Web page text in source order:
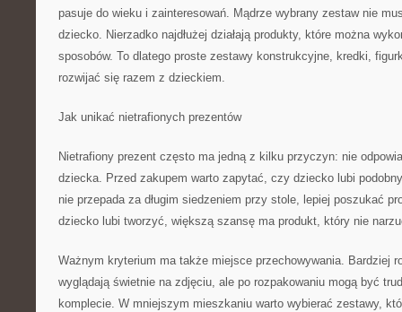
pasuje do wieku i zainteresowań. Mądrze wybrany zestaw nie
dziecko. Nierzadko najdłużej działają produkty, które można
sposobów. To dlatego proste zestawy konstrukcyjne, kredki,
rozwijać się razem z dzieckiem.
Jak unikać nietrafionych prezentów
Nietrafiony prezent często ma jedną z kilku przyczyn: nie
dziecka. Przed zakupem warto zapytać, czy dziecko lubi
nie przepada za długim siedzeniem przy stole, lepiej poszukać
dziecko lubi tworzyć, większą szansę ma produkt, który nie
Ważnym kryterium ma także miejsce przechowywania. Bardziej
wyglądają świetnie na zdjęciu, ale po rozpakowaniu mogą być
komplecie. W mniejszym mieszkaniu warto wybierać zestawy,